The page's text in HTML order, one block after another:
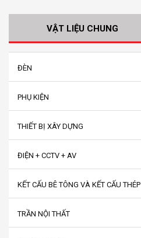
VẬT LIỆU CHUNG
ĐÈN
PHỤ KIỆN
THIẾT BỊ XÂY DỰNG
ĐIỆN + CCTV + AV
KẾT CẤU BÊ TÔNG VÀ KẾT CẤU THÉP
TRẦN NỘI THẤT